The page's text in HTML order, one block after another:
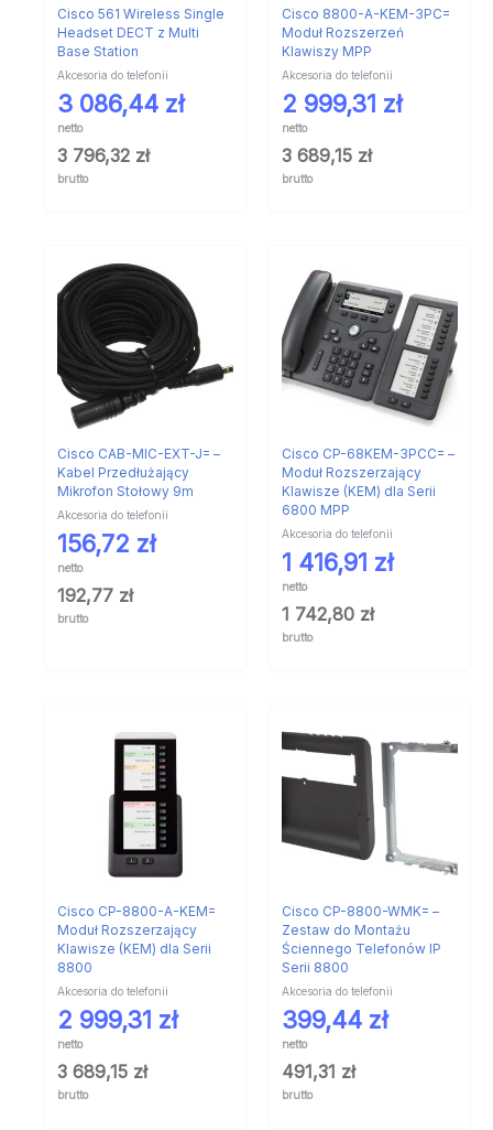
Cisco 561 Wireless Single
Headset DECT z Multi
Base Station
Akcesoria do telefonii
3 086,44 zł
netto
3 796,32 zł
brutto
Cisco 8800-A-KEM-3PC=
Moduł Rozszerzeń
Klawiszy MPP
Akcesoria do telefonii
2 999,31 zł
netto
3 689,15 zł
brutto
Cisco CAB-MIC-EXT-J= –
Kabel Przedłużający
Mikrofon Stołowy 9m
Akcesoria do telefonii
156,72 zł
netto
192,77 zł
brutto
Cisco CP-68KEM-3PCC= –
Moduł Rozszerzający
Klawisze (KEM) dla Serii
6800 MPP
Akcesoria do telefonii
1 416,91 zł
netto
1 742,80 zł
brutto
Cisco CP-8800-A-KEM=
Moduł Rozszerzający
Klawisze (KEM) dla Serii
8800
Akcesoria do telefonii
2 999,31 zł
netto
3 689,15 zł
brutto
Cisco CP-8800-WMK= –
Zestaw do Montażu
Ściennego Telefonów IP
Serii 8800
Akcesoria do telefonii
399,44 zł
netto
491,31 zł
brutto